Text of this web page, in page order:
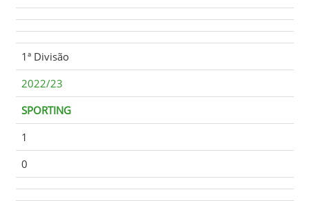
1ª Divisão
2022/23
SPORTING
1
0